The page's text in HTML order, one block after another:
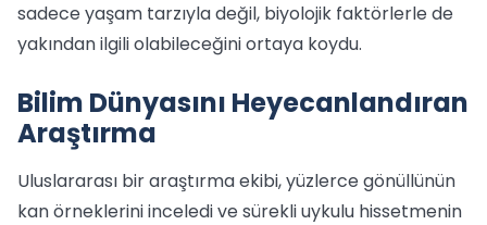
sadece yaşam tarzıyla değil, biyolojik faktörlerle de
yakından ilgili olabileceğini ortaya koydu.
Bilim Dünyasını Heyecanlandıran
Araştırma
Uluslararası bir araştırma ekibi, yüzlerce gönüllünün
kan örneklerini inceledi ve sürekli uykulu hissetmenin